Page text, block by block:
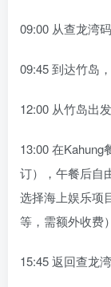
09:00 从查龙湾
09:45 到达竹岛
12:00 从竹岛出
13:00 在Kahung
订），午餐后自
选择海上娱乐项
等，需额外收费）
15:45 返回查龙